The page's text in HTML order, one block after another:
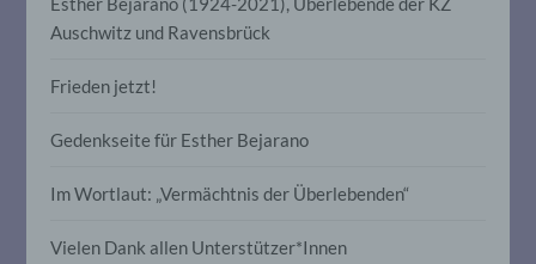
Auschwitz und Ravensbrück
Frieden jetzt!
Gedenkseite für Esther Bejarano
Im Wortlaut: „Vermächtnis der Überlebenden“
Vielen Dank allen Unterstützer*Innen
Verbreitung oder eine andere Form der
Bereitstellung, den Abgleich oder die
Löschen oder die Vernichtung.
d) Einschränkung der Verarbeitung
Einschränkung der Verarbeitung ist die
personenbezogener Daten mit dem Ziel,